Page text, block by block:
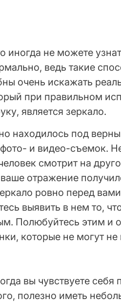
иногда не можете
ведь такие
очень искажать
при правильном
является зеркало.
находилось под
фото- и видео-съемок.
смотрит на
отражение
ровно перед
выявить в нем то,
Полюбуйтесь этим и
которые не могут не
вы чувствуете себя
полезно иметь